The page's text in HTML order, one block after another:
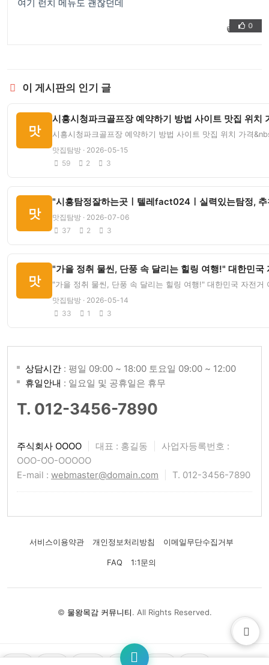
여기 런치 메뉴도 괜찮던데
👍 ❤️
0
이 게시판의 인기 글
맛
시흥시청파크골프장 예약하기 방법 사이트 맛집 위치
시흥시청파크골프장 예약하기 방법 사이트 맛집 위치 가격
맛집탐방 · 2026-05-15
59
2 3
맛
"시흥탐정잘하는곳ㅣ텔레fact024ㅣ실력있는탐정,
맛집탐방 · 2026-07-06
37
2 3
맛
"가을 정취 물씬, 단풍 속 달리는 힐링 여행!" 대한민국
"가을 정취 물씬, 단풍 속 달리는 힐링 여행!" 대한민국 자전
맛집탐방 · 2026-05-14
33
1 3
상담시간 : 평일 09:00 ~ 18:00 토요일 09:00 ~ 12:00
휴일안내 : 일요일 및 공휴일은 휴무
T. 012-3456-7890
주식회사 OOOO 대표 : 홍길동
사업자등록번호 :
OOO-OO-OOOOO
E-mail : webmaster@domain.com T. 012-3456-7890
서비스이용약관 개인정보처리방침 이메일무단수집거부
FAQ 1:1문의
© 물왕목감 커뮤니티. All Rights Reserved.